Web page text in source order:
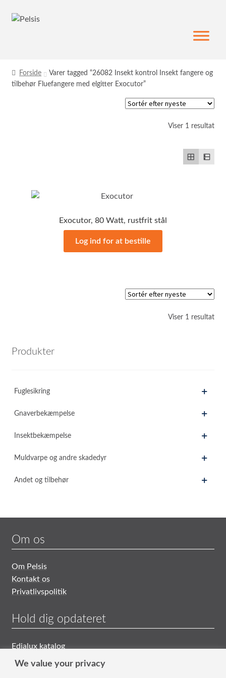
We value your privacy
Spring
Spring
Forside
Varer tagged “26082 Insekt kontrol Insekt fangere og
tilbehør Fluefangere med elgitter Exocutor”
Viser 1 resultat
Exocutor, 80 Watt, rustfrit stål
Log ind for at bestille
Viser 1 resultat
Produkter
Fuglesikring
Gnaverbekæmpelse
Insektbekæmpelse
Muldvarpe og andre skadedyr
Andet og tilbehør
Om os
Om Pelsis
Kontakt os
Privatlivspolitik
Hold dig opdateret
Edialux katalog
Generelle Salgs- og Leveringsbetingelser